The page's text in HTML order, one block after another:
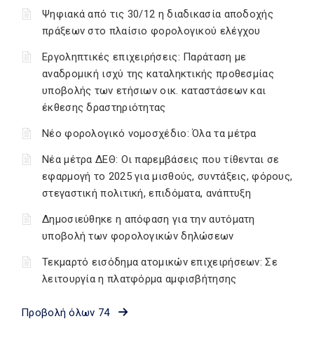
Ψηφιακά από τις 30/12 η διαδικασία αποδοχής
πράξεων στο πλαίσιο φορολογικού ελέγχου
Εργοληπτικές επιχειρήσεις: Παράταση με
αναδρομική ισχύ της καταληκτικής προθεσμίας
υποβολής των ετήσιων οικ. καταστάσεων και
έκθεσης δραστηριότητας
Νέο φορολογικό νομοσχέδιο: Όλα τα μέτρα
Νέα μέτρα ΔΕΘ: Οι παρεμβάσεις που τίθενται σε
εφαρμογή το 2025 για μισθούς, συντάξεις, φόρους,
στεγαστική πολιτική, επιδόματα, ανάπτυξη
Δημοσιεύθηκε η απόφαση για την αυτόματη
υποβολή των φορολογικών δηλώσεων
Τεκμαρτό εισόδημα ατομικών επιχειρήσεων: Σε
λειτουργία η πλατφόρμα αμφισβήτησης
Προβολή όλων 74